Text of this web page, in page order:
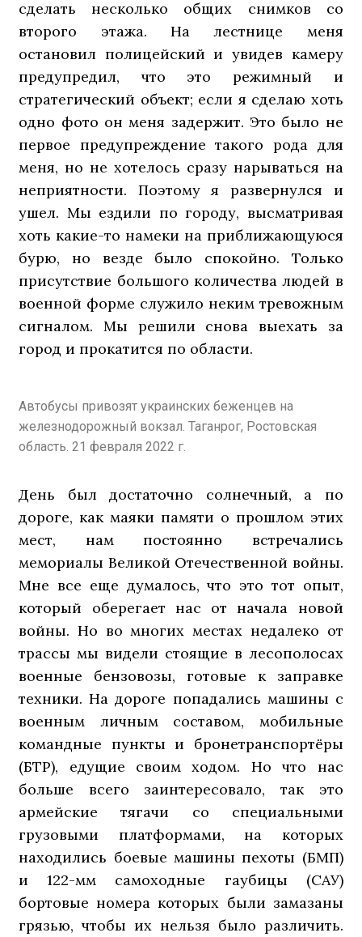
сделать несколько общих снимков со
второго этажа. На лестнице меня
остановил полицейский и увидев камеру
предупредил, что это режимный и
стратегический объект; если я сделаю хоть
одно фото он меня задержит. Это было не
первое предупреждение такого рода для
меня, но не хотелось сразу нарываться на
неприятности. Поэтому я развернулся и
ушел. Мы ездили по городу, высматривая
хоть какие-то намеки на приближающуюся
бурю, но везде было спокойно. Только
присутствие большого количества людей в
военной форме служило неким тревожным
сигналом. Мы решили снова выехать за
город и прокатится по области.
Автобусы привозят украинских беженцев на
железнодорожный вокзал. Таганрог, Ростовская
область. 21 февраля 2022 г.
День был достаточно солнечный, а по
дороге, как маяки памяти о прошлом этих
мест, нам постоянно встречались
мемориалы Великой Отечественной войны.
Мне все еще думалось, что это тот опыт,
который оберегает нас от начала новой
войны. Но во многих местах недалеко от
трассы мы видели стоящие в лесополосах
военные бензовозы, готовые к заправке
техники. На дороге попадались машины с
военным личным составом, мобильные
командные пункты и бронетранспортёры
(БТР), едущие своим ходом. Но что нас
больше всего заинтересовало, так это
армейские тягачи со специальными
грузовыми платформами, на которых
находились боевые машины пехоты (БМП)
и 122-мм самоходные гаубицы (САУ)
бортовые номера которых были замазаны
грязью, чтобы их нельзя было различить.